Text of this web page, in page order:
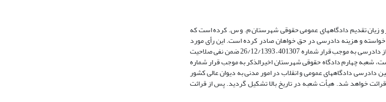
و زیان تقدیم دادگاههای عمومی حقوقی شهرستان م. و س. کرده است که
رأی بر محکومیت خوانده به پرداخت خواسته و هزینه دادرسی در حق خواهان صادر کرده است. این رأی مورد
واخواهی محکوم‌علیه قرار گرفته و وی آدرس خود را شهرستان گ. اعلام کرده است که دادگاه در این مرحله از دادرسی به موجب قرار شماره 401307 – 26/12/1393 ضمن نفی صلاحیت
شعبه چهارم دادگاه حقوقی شهرستان اخیرالذکر به موجب قرار شماره
خود را نپذیرفته و با اختلاف در صلاحیت پرونده را در راستای ماده 27 قانون آیین دادرسی دادگاههای عمومی و انقلاب در امور مدنی به دیوان عالی کشور
خواهد شد. هیأت شعبه در تاریخ بالا تشکیل گردید. پس از قرائت